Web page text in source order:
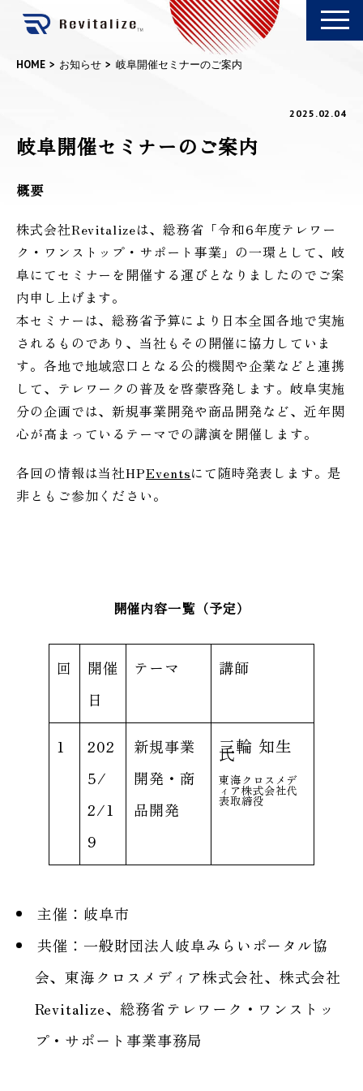
HOME お知らせ 岐阜開催セミナーのご案内
2025.02.04
岐阜開催セミナーのご案内
概要
株式会社Revitalizeは、総務省「令和6年度テレワー
ク・ワンストップ・サポート事業」の一環として、岐
阜にてセミナーを開催する運びとなりましたのでご案
内申し上げます。
本セミナーは、総務省予算により日本全国各地で実施
されるものであり、当社もその開催に協力していま
す。各地で地域窓口となる公的機関や企業などと連携
して、テレワークの普及を啓蒙啓発します。岐阜実施
分の企画では、新規事業開発や商品開発など、近年関
心が高まっているテーマでの講演を開催します。
各回の情報は当社HPEventsにて随時発表します。是
非ともご参加ください。
開催内容一覧（予定）
回
開催
日
テーマ 講師
1
202
5/
2/1
9
新規事業
開発・商
品開発
三輪 知生
氏
東海クロスメデ
ィア株式会社代
表取締役
主催：岐阜市
共催：一般財団法人岐阜みらいポータル協
会、東海クロスメディア株式会社、株式会社
Revitalize、総務省テレワーク・ワンストッ
プ・サポート事業事務局